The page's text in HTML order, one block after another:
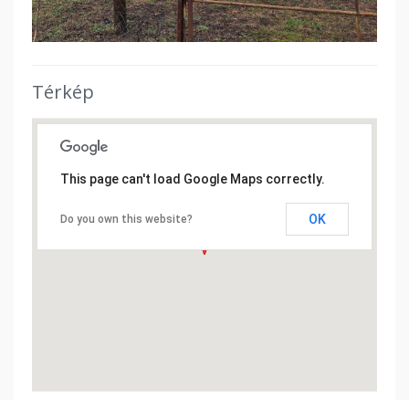
Térkép
This page can't load Google Maps correctly.
Do you own this website? OK